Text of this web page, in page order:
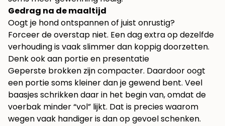
Gedrag na de maaltijd
Oogt je hond ontspannen of juist onrustig?
Forceer de overstap niet. Een dag extra op dezelfde
verhouding is vaak slimmer dan koppig doorzetten.
Denk ook aan portie en presentatie
Geperste brokken zijn compacter. Daardoor oogt
een portie soms kleiner dan je gewend bent. Veel
baasjes schrikken daar in het begin van, omdat de
voerbak minder “vol” lijkt. Dat is precies waarom
wegen vaak handiger is dan op gevoel schenken.